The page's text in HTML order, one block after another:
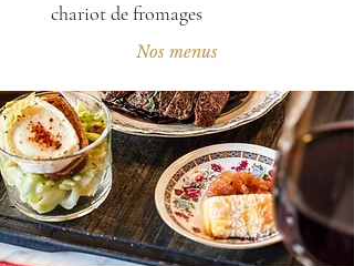
chariot de fromages
Nos menus